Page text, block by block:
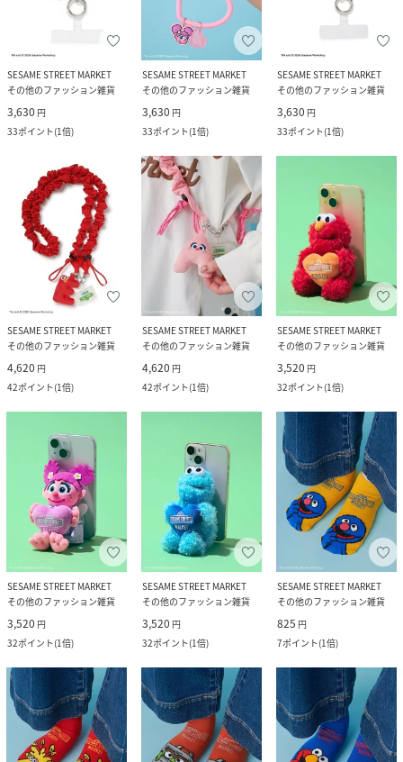
SESAME STREET MARKET
その他のファッション雑貨
3,630 円
33ポイント(1倍)
SESAME STREET MARKET
その他のファッション雑貨
3,630 円
33ポイント(1倍)
SESAME STREET MARKET
その他のファッション雑貨
3,630 円
33ポイント(1倍)
SESAME STREET MARKET
その他のファッション雑貨
4,620 円
42ポイント(1倍)
SESAME STREET MARKET
その他のファッション雑貨
4,620 円
42ポイント(1倍)
SESAME STREET MARKET
その他のファッション雑貨
3,520 円
32ポイント(1倍)
SESAME STREET MARKET
その他のファッション雑貨
3,520 円
32ポイント(1倍)
SESAME STREET MARKET
その他のファッション雑貨
3,520 円
32ポイント(1倍)
SESAME STREET MARKET
その他のファッション雑貨
825 円
7ポイント(1倍)